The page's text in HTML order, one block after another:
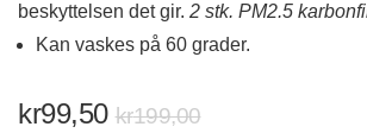
beskyttelsen det gir. 2 stk. PM2.5
Kan vaskes på 60 grader.
kr199,00Opprinnelig
kr99,50
Nåværende